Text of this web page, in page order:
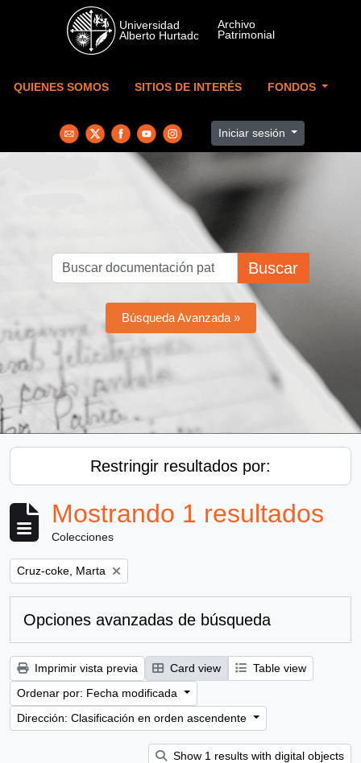
Skip to main content
QUIENES SOMOS SITIOS DE INTERÉS FONDOS
Iniciar sesión
Buscar
Búsqueda Avanzada »
Restringir resultados por:
Mostrando 1 resultados
Colecciones
Remove filter:
Cruz-coke, Marta
Opciones avanzadas de búsqueda
Imprimir vista previa Card view
Table view
Ordenar por: Fecha modificada
Dirección: Clasificación en orden ascendente
Show 1 results with digital objects